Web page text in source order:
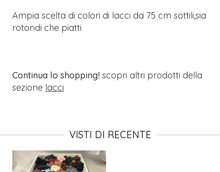
Ampia scelta di colori di lacci da 75 cm sottili,sia
rotondi che piatti
Continua lo shopping! scopri altri prodotti della
sezione lacci
VISTI DI RECENTE